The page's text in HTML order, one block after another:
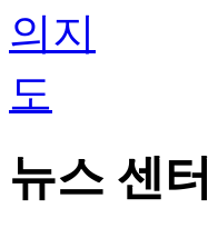
뉴스 센터